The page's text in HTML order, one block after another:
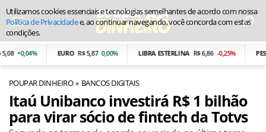
+0,04% EURO R$ 5,87 0,00% LIBRA ESTERLINA R$ 6,86 -0,25%
POUPAR DINHEIRO BANCOS DIGITAIS
Itaú Unibanco investirá R$ 1 bilhão
para virar sócio de fintech da Totvs
Utilizamos cookies essenciais e tecnologias semelhantes de acordo com nossa
Política de Privacidadee, ao continuar navegando, você concorda com estas
condições.